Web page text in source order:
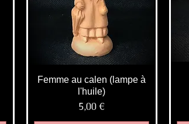
Femme au calen (lampe à
l'huile)
Prix
5,00 €